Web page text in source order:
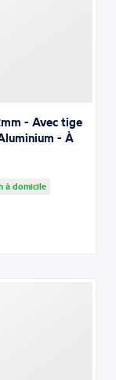
- Avec tige
- À
à domicile